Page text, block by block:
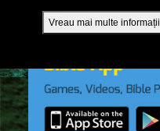
Vreau mai multe informații
DVD - Sezoane 1-4